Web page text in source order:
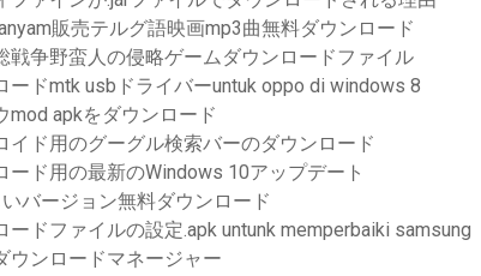
販売テルグ語映画mp3曲無料ダウンロード
戦争野蛮人の侵略ゲームダウンロードファイル
ードmtk usbドライバーuntuk oppo di windows 8
mod apkをダウンロード
イド用のグーグル検索バーのダウンロード
ード用の最新のWindows 10アップデート
バージョン無料ダウンロード
ードファイルの設定.apk untunk memperbaiki samsung
ウンロードマネージャー